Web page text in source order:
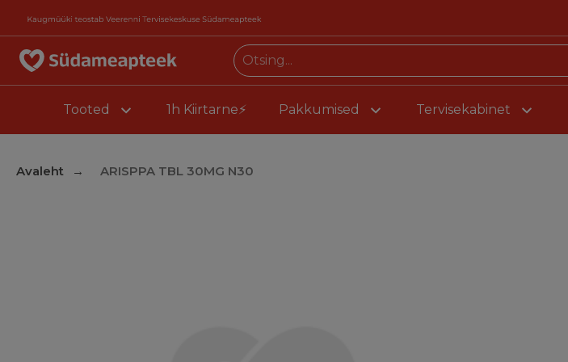
Tooted 1h Kiirtarne⚡ Pakkumised Tervisekabinet
Avaleht ARISPPA TBL 30MG N30